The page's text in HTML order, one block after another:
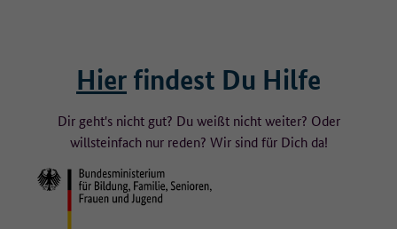
Hier findest Du Hilfe
Dir geht's nicht gut? Du weißt nicht weiter? Oder
willsteinfach nur reden? Wir sind für Dich da!